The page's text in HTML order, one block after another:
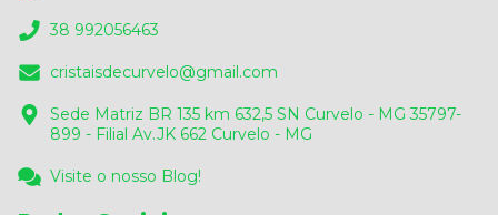
38 992056463
cristaisdecurvelo@gmail.com
Sede Matriz BR 135 km 632,5 SN Curvelo - MG 35797-
899 - Filial Av.JK 662 Curvelo - MG
Visite o nosso Blog!